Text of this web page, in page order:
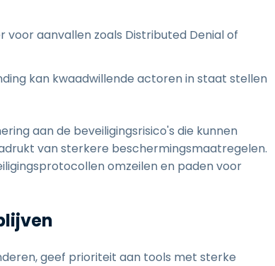
voor aanvallen zoals Distributed Denial of
kan kwaadwillende actoren in staat stellen
aan de beveiligingsrisico's die kunnen
van sterkere beschermingsmaatregelen.
omzeilen en paden voor
geef prioriteit aan tools met sterke